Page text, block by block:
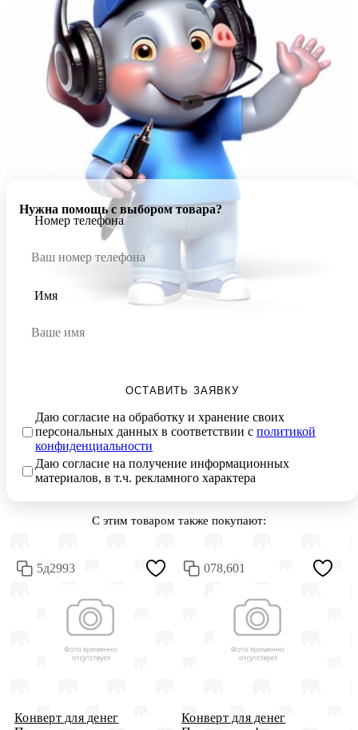
Нужна помощь с выбором товара?
Номер телефона
Имя
ОСТАВИТЬ ЗАЯВКУ
Даю согласие на обработку и хранение своих
персональных данных в соответствии с политикой
конфиденциальности
Даю согласие на получение информационных
материалов, в т.ч. рекламного характера
С этим товаром также покупают:
5д2993
Конверт для денег
078,601
Конверт для денег